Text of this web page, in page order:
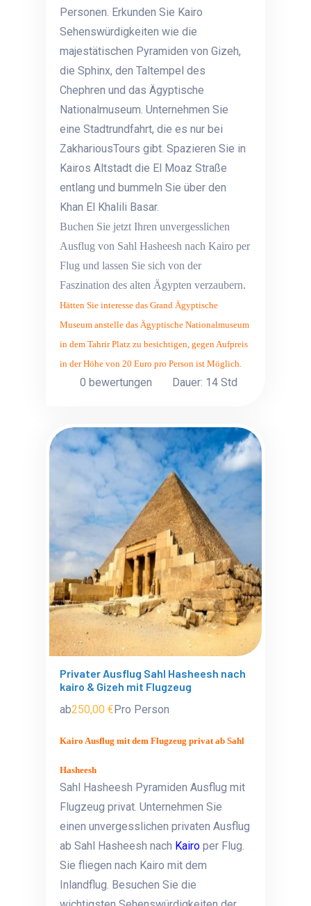
Personen. Erkunden Sie Kairo
Sehenswürdigkeiten wie die
majestätischen Pyramiden von Gizeh,
die Sphinx, den Taltempel des
Chephren und das Ägyptische
Nationalmuseum. Unternehmen Sie
eine Stadtrundfahrt, die es nur bei
ZakhariousTours gibt. Spazieren Sie in
Kairos Altstadt die El Moaz Straße
entlang und bummeln Sie über den
Khan El Khalili Basar.
Buchen Sie jetzt Ihren unvergesslichen
Ausflug von Sahl Hasheesh nach Kairo per
Flug und lassen Sie sich von der
Faszination des alten Ägypten verzaubern.
Hätten Sie interesse das Grand Ägyptische
Museum anstelle das Ägyptische Nationalmuseum
in dem Tahrir Platz zu besichtigen, gegen Aufpreis
in der Höhe von 20 Euro pro Person ist Möglich.
0 bewertungen Dauer: 14 Std
Privater Ausflug Sahl Hasheesh nach
kairo & Gizeh mit Flugzeug
ab250,00 €Pro Person
Kairo Ausflug mit dem Flugzeug privat ab Sahl
Hasheesh
Sahl Hasheesh Pyramiden Ausflug mit
Flugzeug privat. Unternehmen Sie
einen unvergesslichen privaten Ausflug
ab Sahl Hasheesh nach Kairo per Flug.
Sie fliegen nach Kairo mit dem
Inlandflug. Besuchen Sie die